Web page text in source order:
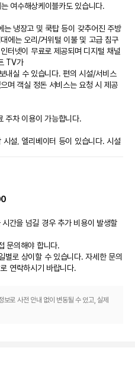
여수해상케이블카도 있습니다.
냉장고 및 쿡탑 등이 갖추어진 주방
에는 오리/거위털 이불 및 고급 침구
터넷이 무료로 제공되며 디지털 채널
TV가
며 객실 정돈 서비스는 요청 시 제공
주차 이용이 가능합니다.
설, 엘리베이터 등이 있습니다. 시설
간을 넘길 경우 추가 비용이 발생할
문의해야 합니다.
별로 상이할 수 있습니다. 자세한 문의
로 연락하시기 바랍니다.
보로 사전 안내 없이 변동될 수 있고, 실제